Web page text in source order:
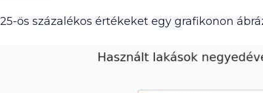
ös százalékos értékeket egy grafikonon